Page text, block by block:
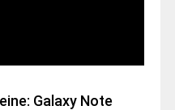
Galaxy Note